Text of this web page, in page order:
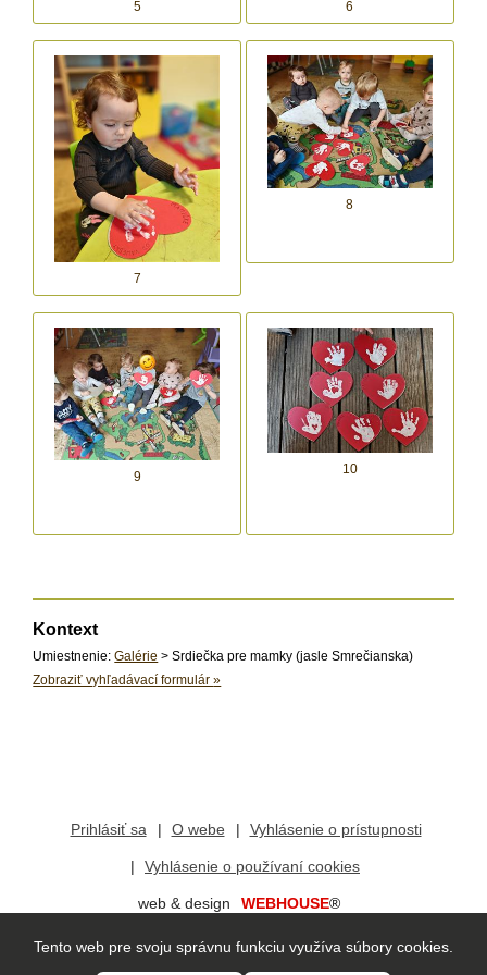
5 6
7
8
9
10
Kontext
Umiestnenie:Galérie > Srdiečka pre mamky (jasle Smrečianska)
Zobraziť vyhľadávací formulár»
Prihlásiť sa O webe Vyhlásenie o prístupnosti
Vyhlásenie o používaní cookies
web & design WEBHOUSE®
redakčný systém
vis mo®
Tento web pre svoju správnu funkciu využíva súbory cookies.